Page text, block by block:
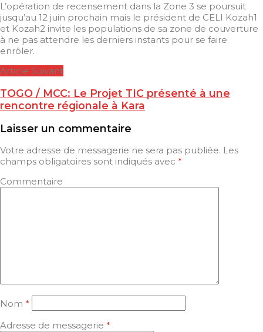
L’opération de recensement dans la Zone 3 se poursuit
jusqu’au 12 juin prochain mais le président de CELI Kozah1
et Kozah2 invite les populations de sa zone de couverture
à ne pas attendre les derniers instants pour se faire
enrôler.
Article Suivant
TOGO / MCC: Le Projet TIC présenté à une
rencontre régionale à Kara
Laisser un commentaire
Votre adresse de messagerie ne sera pas publiée. Les
champs obligatoires sont indiqués avec *
Commentaire
Nom *
Adresse de messagerie *